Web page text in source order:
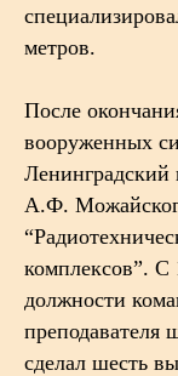
метров.
После
вооруженных
А.Ф.
комплексов”. С
должности
преподавателя
сделал шесть